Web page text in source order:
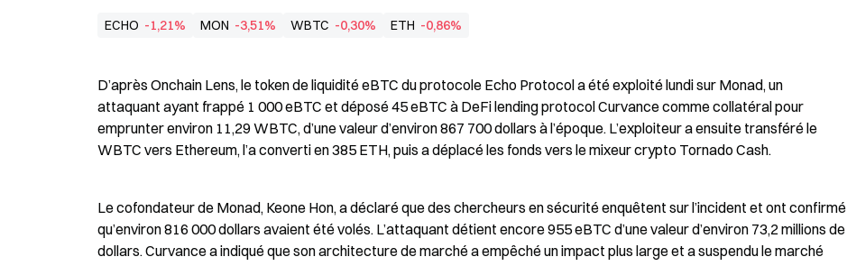
ECHO -1,21% MON -3,51% WBTC -0,30% ETH -0,86%
D’après Onchain Lens, le token de liquidité eBTC du protocole Echo Protocol a été exploité lundi sur Monad, un
attaquant ayant frappé 1 000 eBTC et déposé 45 eBTC à DeFi lending protocol Curvance comme collatéral pour
emprunter environ 11,29 WBTC, d’une valeur d’environ 867 700 dollars à l’époque. L’exploiteur a ensuite transféré le
WBTC vers Ethereum, l’a converti en 385 ETH, puis a déplacé les fonds vers le mixeur crypto Tornado Cash.
Le cofondateur de Monad, Keone Hon, a déclaré que des chercheurs en sécurité enquêtent sur l’incident et ont confirmé
qu’environ 816 000 dollars avaient été volés. L’attaquant détient encore 955 eBTC d’une valeur d’environ 73,2 millions de
dollars. Curvance a indiqué que son architecture de marché a empêché un impact plus large et a suspendu le marché